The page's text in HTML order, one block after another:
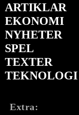
ARTIKLAR
EKONOMI
NYHETER
SPEL
TEXTER
TEKNOLOGI
Extra: